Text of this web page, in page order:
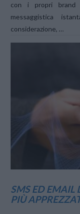
con i propri
messaggistica
considerazione, …
SMS ED EMAIL
PIÙ